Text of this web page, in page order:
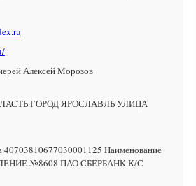
Алексей Морозов
ГОРОД ЯРОСЛАВЛЬ УЛИЦА
Наименование
№8608 ПАО СБЕРБАНК К/С